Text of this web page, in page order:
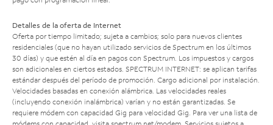
Detalles de la oferta de Internet
Oferta por tiempo limitado; sujeta a cambios; solo para nuevos clientes
residenciales (que no hayan utilizado servicios de Spectrum en los últimos
30 días) y que estén al día en pagos con Spectrum. Los impuestos y cargos
son adicionales en ciertos estados. SPECTRUM INTERNET: se aplican tarifas
estándar después del período de promoción. Cargo adicional por instalación.
Velocidades basadas en conexión alámbrica. Las velocidades reales
(incluyendo conexión inalámbrica) varían y no están garantizadas. Se
requiere módem con capacidad Gig para velocidad Gig. Para ver una lista de